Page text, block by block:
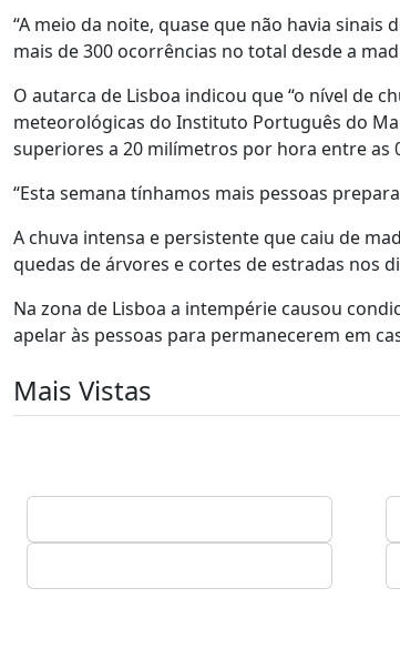
“A meio da noite, quase que não havia
mais de 300 ocorrências no total desde a
O autarca de Lisboa indicou que “o nível de
meteorológicas do Instituto Português do
superiores a 20 milímetros por hora entre as
“Esta semana tínhamos mais pessoas
A chuva intensa e persistente que caiu de
quedas de árvores e cortes de estradas nos
Na zona de Lisboa a intempérie causou
apelar às pessoas para permanecerem em
Mais Vistas